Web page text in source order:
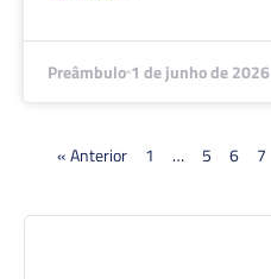
Preâmbulo 1 de junho de 2026
« Anterior 1 … 5 6 7